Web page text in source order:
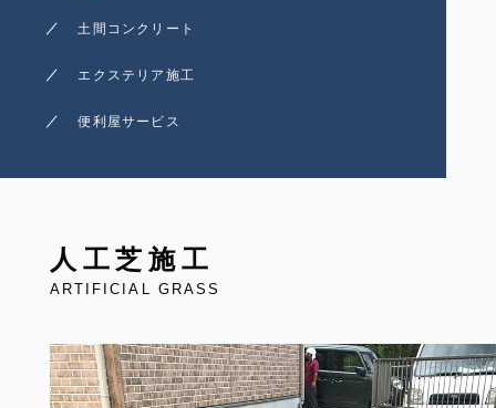
土間コンクリート
エクステリア施工
便利屋サービス
人工芝施工
ARTIFICIAL GRASS